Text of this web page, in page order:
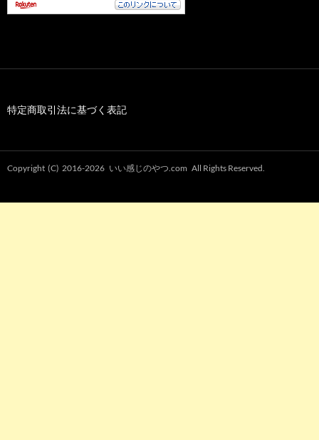
特定商取引法に基づく表記
Copyright (C) 2016-2026 いい感じのやつ.com All Rights Reserved.